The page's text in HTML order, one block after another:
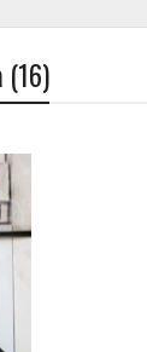
(16)